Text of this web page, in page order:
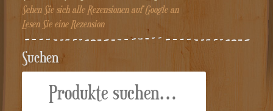
Sehen Sie sich alle Rezensionen auf Google an
Lesen Sie eine Rezension
Suchen